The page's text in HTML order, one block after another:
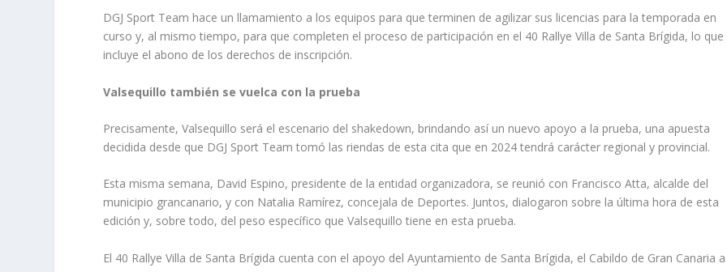
DGJ Sport Team hace un llamamiento a los equipos para que terminen de agilizar sus licencias para la temporada en
curso y, al mismo tiempo, para que completen el proceso de participación en el 40 Rallye Villa de Santa Brígida, lo que
incluye el abono de los derechos de inscripción.
Valsequillo también se vuelca con la prueba
Precisamente, Valsequillo será el escenario del shakedown, brindando así un nuevo apoyo a la prueba, una apuesta
decidida desde que DGJ Sport Team tomó las riendas de esta cita que en 2024 tendrá carácter regional y provincial.
Esta misma semana, David Espino, presidente de la entidad organizadora, se reunió con Francisco Atta, alcalde del
municipio grancanario, y con Natalia Ramírez, concejala de Deportes. Juntos, dialogaron sobre la última hora de esta
edición y, sobre todo, del peso específico que Valsequillo tiene en esta prueba.
El 40 Rallye Villa de Santa Brígida cuenta con el apoyo del Ayuntamiento de Santa Brígida, el Cabildo de Gran Canaria a